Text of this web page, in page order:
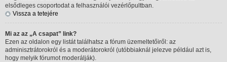
elsődleges csoportodat a felhasználói vezérlőpultban.
Vissza a tetejére
Mi az az „A csapat” link?
Ezen az oldalon egy listát találhatsz a fórum üzemeltetőiről: az
adminisztrátorokról és a moderátorokról (utóbbiaknál jelezve például azt is,
hogy melyik fórumot moderálják).